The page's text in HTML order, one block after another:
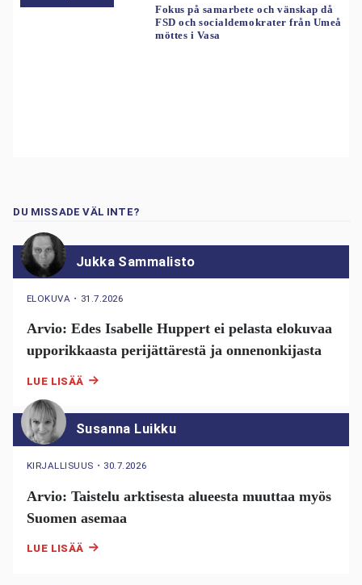
Fokus på samarbete och vänskap då
FSD och socialdemokrater från Umeå
möttes i Vasa
DU MISSADE VÄL INTE?
Jukka Sammalisto
ELOKUVA ・ 31.7.2026
Arvio: Edes Isabelle Huppert ei pelasta elokuvaa
upporikkaasta perijättärestä ja onnenonkijasta
LUE LISÄÄ
Susanna Luikku
KIRJALLISUUS ・ 30.7.2026
Arvio: Taistelu arktisesta alueesta muuttaa myös
Suomen asemaa
LUE LISÄÄ